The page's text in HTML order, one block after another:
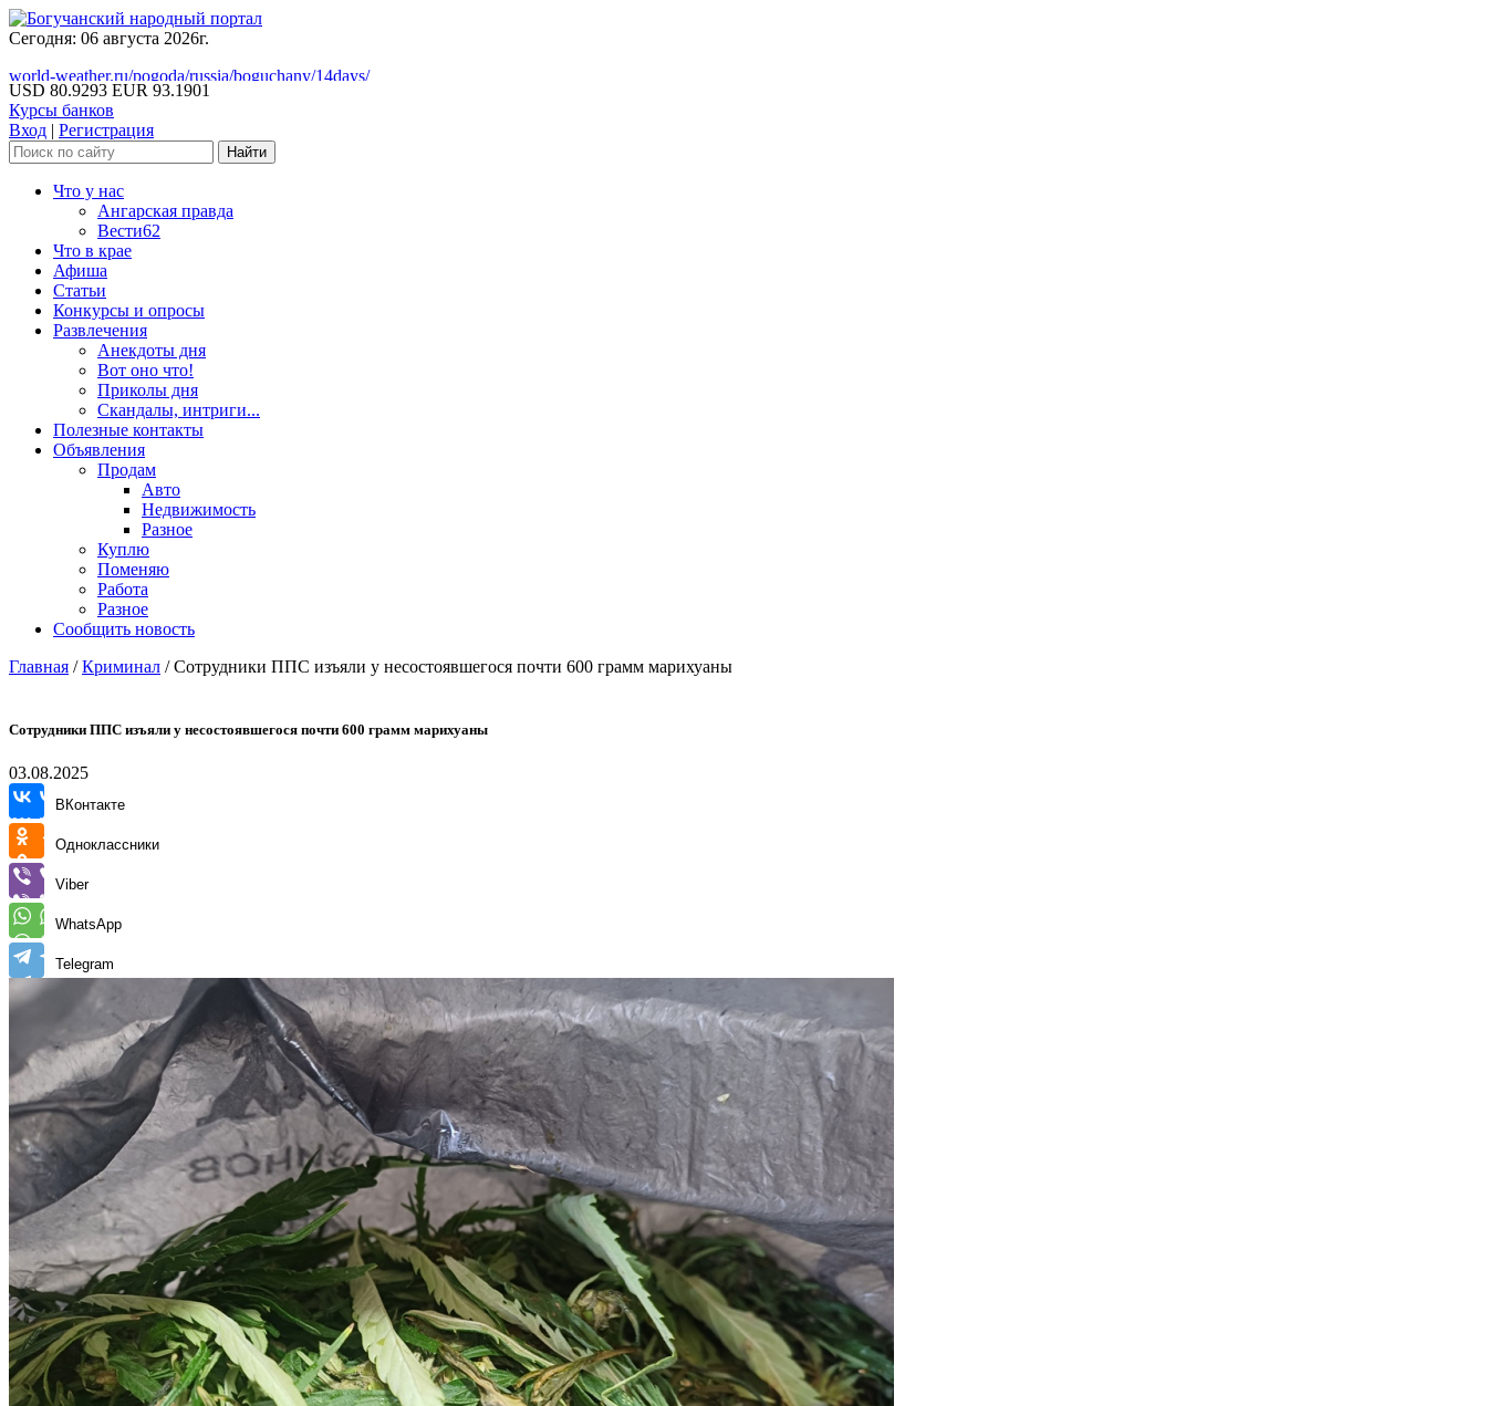
Сегодня: 06 августа 2026г.
world-weather.ru/pogoda/russia/boguchany/14days/
USD 80.9293 EUR 93.1901
Курсы банков
Вход | Регистрация
Что у нас
Ангарская правда
Вести62
Что в крае
Афиша
Статьи
Конкурсы и опросы
Развлечения
Анекдоты дня
Вот оно что!
Приколы дня
Скандалы, интриги...
Полезные контакты
Объявления
Продам
Авто
Недвижимость
Разное
Куплю
Поменяю
Работа
Разное
Сообщить новость
Главная /Криминал /Сотрудники ППС изъяли у несостоявшегося почти 600 грамм марихуаны
Сотрудники ППС изъяли у несостоявшегося почти 600 грамм марихуаны
03.08.2025
ВКонтакте
Одноклассники
Viber
WhatsApp
Telegram